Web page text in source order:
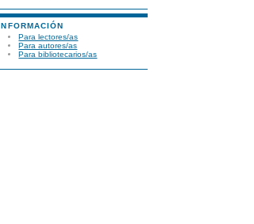
INFORMACIÓN
Para lectores/as
Para autores/as
Para bibliotecarios/as